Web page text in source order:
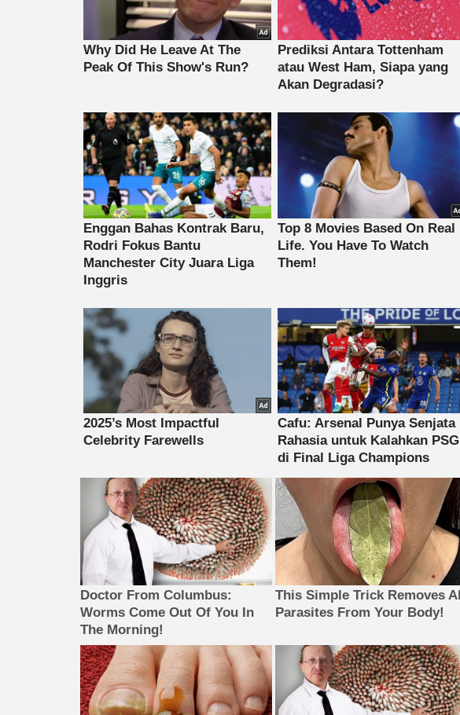
Doctor From Columbus:
Worms Come Out Of You In
The Morning!
This Simple Trick Removes All
Parasites From Your Body!